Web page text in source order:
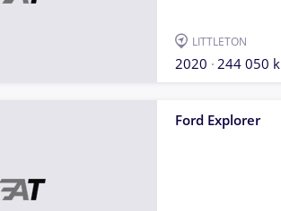
LITTLETON
2020 244 050
Ford Explorer